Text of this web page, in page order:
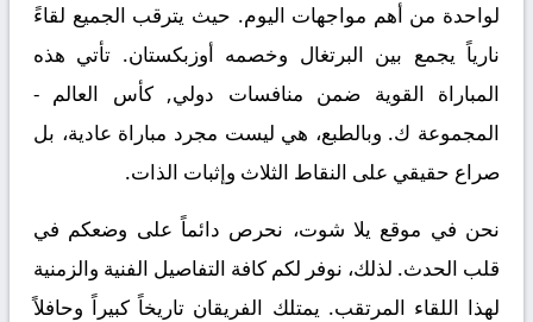
لواحدة من أهم مواجهات اليوم. حيث يترقب الجميع لقاءً
نارياً يجمع بين البرتغال وخصمه أوزبكستان. تأتي هذه
المباراة القوية ضمن منافسات دولي, كأس العالم -
المجموعة ك. وبالطبع، هي ليست مجرد مباراة عادية، بل
صراع حقيقي على النقاط الثلاث وإثبات الذات.
نحن في موقع يلا شوت، نحرص دائماً على وضعكم في
قلب الحدث. لذلك، نوفر لكم كافة التفاصيل الفنية والزمنية
لهذا اللقاء المرتقب. يمتلك الفريقان تاريخاً كبيراً وحافلاً